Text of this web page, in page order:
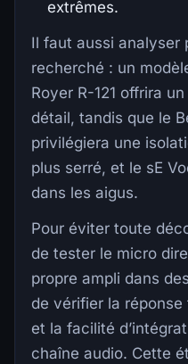
extrêmes.
Il faut aussi analyser
recherché : un
Royer R-121 offrira
détail, tandis que le
privilégiera une
plus serré, et le sE
dans les aigus.
Pour éviter toute
de tester le micro
propre ampli dans
de vérifier la
et la facilité
chaîne audio. Cette